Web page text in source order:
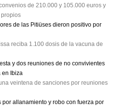
de 210.000 y 105.000 euros y
de las Pitiüses dieron positivo por
reciba 1.100 dosis de la vacuna de
y dos reuniones de no convivientes
en Ibiza
veintena de sanciones por reuniones
por allanamiento y robo con fuerza por